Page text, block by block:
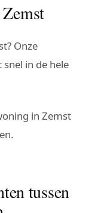
Onze
in de hele
in Zemst
tussen